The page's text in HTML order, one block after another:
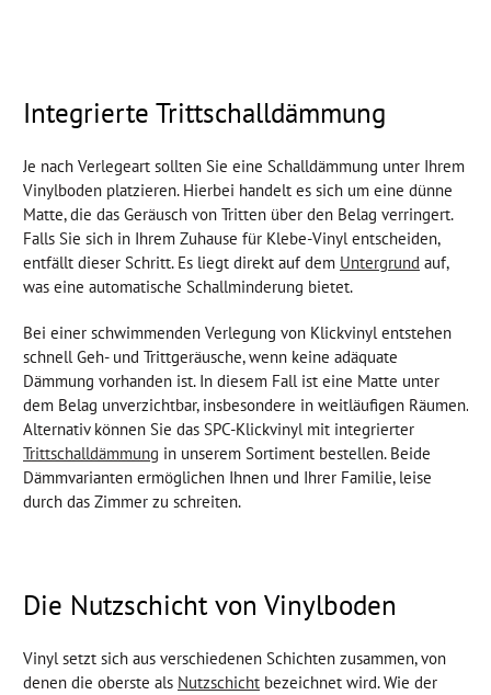
Integrierte Trittschalldämmung
Je nach Verlegeart sollten Sie eine Schalldämmung unter Ihrem
Vinylboden platzieren. Hierbei handelt es sich um eine dünne
Matte, die das Geräusch von Tritten über den Belag verringert.
Falls Sie sich in Ihrem Zuhause für Klebe-Vinyl entscheiden,
entfällt dieser Schritt. Es liegt direkt auf dem Untergrund auf,
was eine automatische Schallminderung bietet.
Bei einer schwimmenden Verlegung von Klickvinyl entstehen
schnell Geh- und Trittgeräusche, wenn keine adäquate
Dämmung vorhanden ist. In diesem Fall ist eine Matte unter
dem Belag unverzichtbar, insbesondere in weitläufigen Räumen.
Alternativ können Sie das SPC-Klickvinyl mit integrierter
Trittschalldämmung in unserem Sortiment bestellen. Beide
Dämmvarianten ermöglichen Ihnen und Ihrer Familie, leise
durch das Zimmer zu schreiten.
Die Nutzschicht von Vinylboden
Vinyl setzt sich aus verschiedenen Schichten zusammen, von
denen die oberste als Nutzschicht bezeichnet wird. Wie der